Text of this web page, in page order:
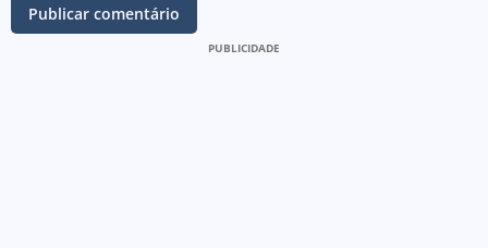
PUBLICIDADE